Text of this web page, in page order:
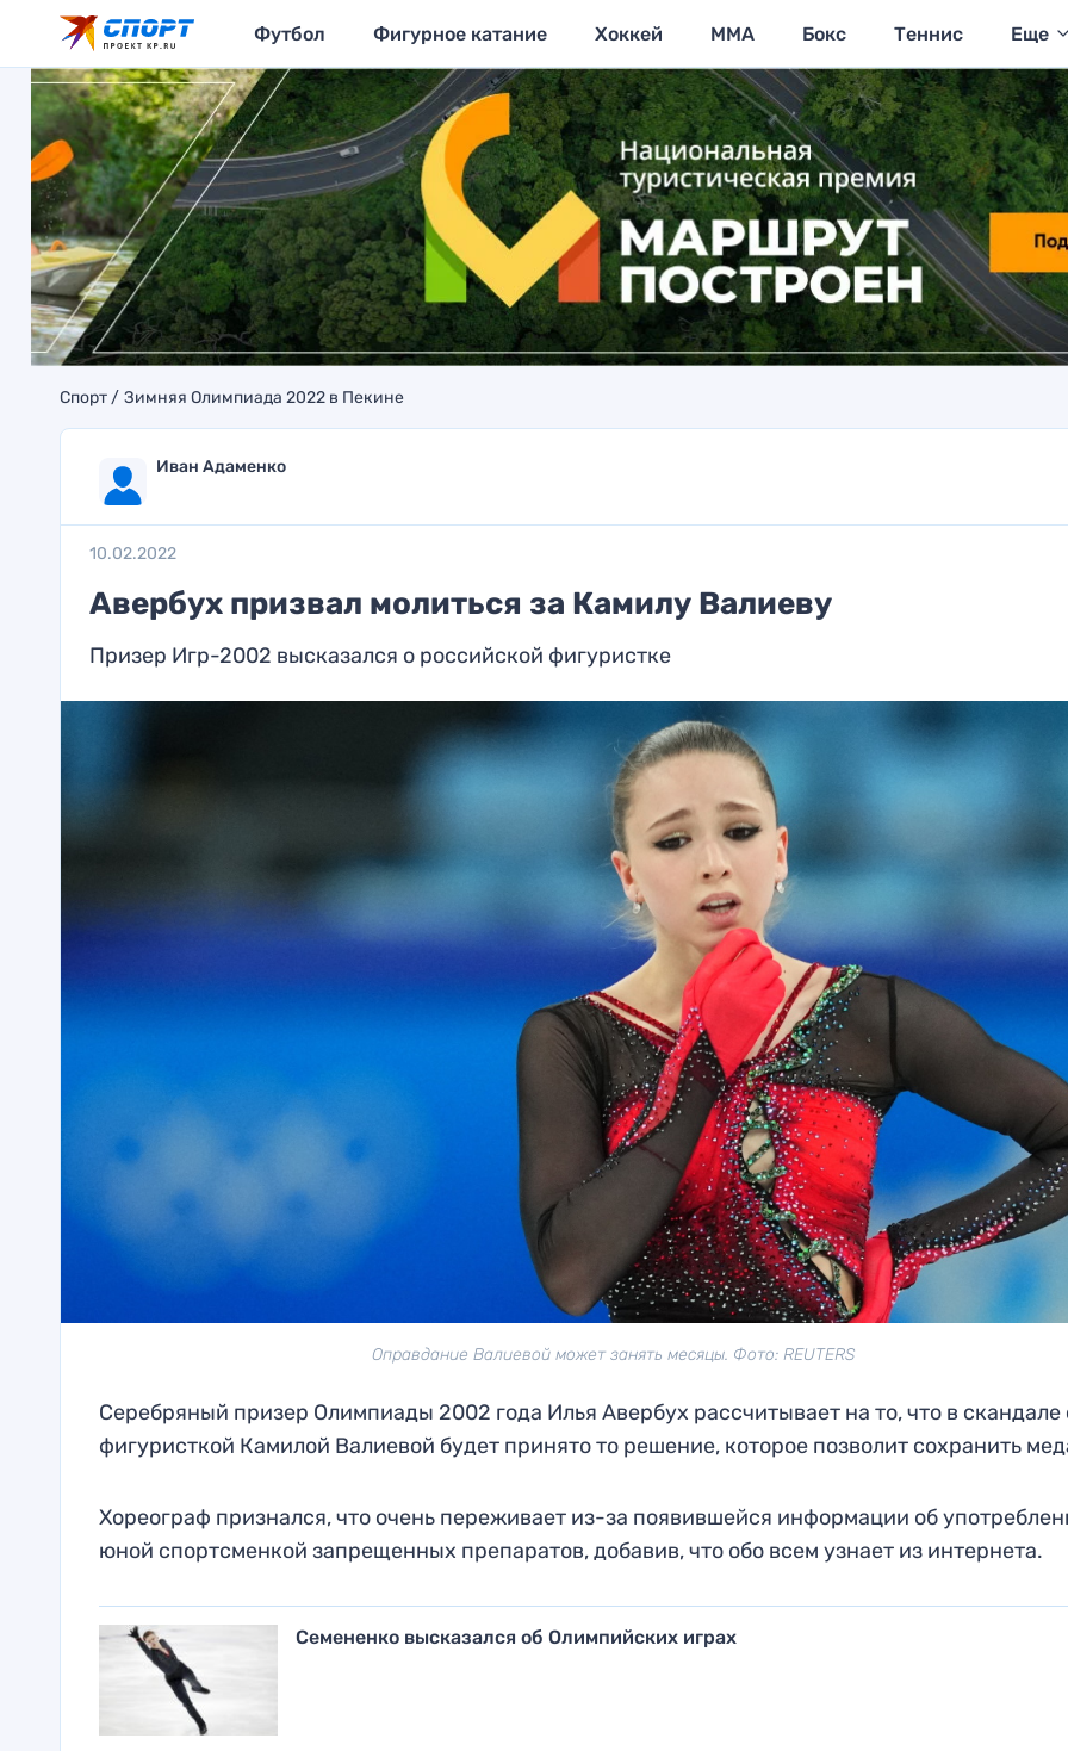
Футбол Фигурное катание Хоккей MMA Бокс Теннис Еще
Спорт Зимняя Олимпиада 2022 в Пекине
Иван Адаменко
10.02.2022
Авербух призвал молиться за Камилу Валиеву
Призер Игр-2002 высказался о российской фигуристке
Оправдание Валиевой может занять месяцы. Фото: REUTERS
Серебряный призер Олимпиады 2002 года Илья Авербух рассчитывает на то, что в скандале
фигуристкой Камилой Валиевой будет принято то решение, которое позволит сохранить
Хореограф признался, что очень переживает из-за появившейся информации об
юной спортсменкой запрещенных препаратов, добавив, что обо всем узнает из интернета.
Семененко высказался об Олимпийских играх